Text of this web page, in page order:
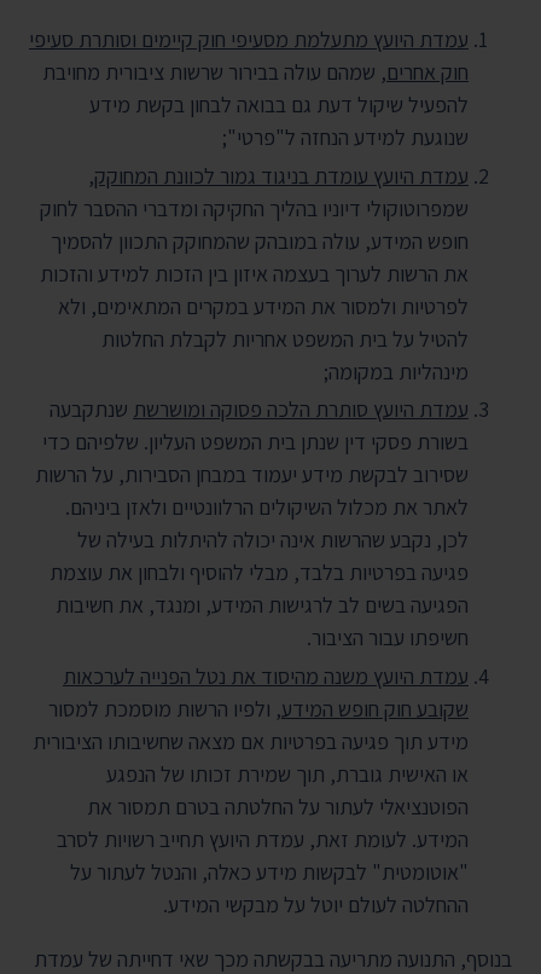
עמדת היועץ מתעלמת מסעיפי חוק קיימים וסותרת סעיפי
חוק אחרים, שמהם עולה בבירור שרשות ציבורית מחויבת
להפעיל שיקול דעת גם בבואה לבחון בקשת מידע
שנוגעת למידע הנחזה ל"פרטי";
עמדת היועץ עומדת בניגוד גמור לכוונת המחוקק,
שמפרוטוקולי דיוניו בהליך החקיקה ומדברי ההסבר לחוק
חופש המידע, עולה במובהק שהמחוקק התכוון להסמיך
את הרשות לערוך בעצמה איזון בין הזכות למידע והזכות
לפרטיות ולמסור את המידע במקרים המתאימים, ולא
להטיל על בית המשפט אחריות לקבלת החלטות
מינהליות במקומה;
עמדת היועץ סותרת הלכה פסוקה ומושרשת שנתקבעה
בשורת פסקי דין שנתן בית המשפט העליון. שלפיהם כדי
שסירוב לבקשת מידע יעמוד במבחן הסבירות, על הרשות
לאתר את מכלול השיקולים הרלוונטיים ולאזן ביניהם.
לכן, נקבע שהרשות אינה יכולה להיתלות בעילה של
פגיעה בפרטיות בלבד, מבלי להוסיף ולבחון את עוצמת
הפגיעה בשים לב לרגישות המידע, ומנגד, את חשיבות
חשיפתו עבור הציבור.
עמדת היועץ משנה מהיסוד את נטל הפנייה לערכאות
שקובע חוק חופש המידע, ולפיו הרשות מוסמכת למסור
מידע תוך פגיעה בפרטיות אם מצאה שחשיבותו הציבורית
או האישית גוברת, תוך שמירת זכותו של הנפגע
הפוטנציאלי לעתור על החלטתה בטרם תמסור את
המידע. לעומת זאת, עמדת היועץ תחייב רשויות לסרב
"אוטומטית" לבקשות מידע כאלה, והנטל לעתור על
ההחלטה לעולם יוטל על מבקשי המידע.
בנוסף, התנועה מתריעה בבקשתה מכך שאי דחייתה של עמדת